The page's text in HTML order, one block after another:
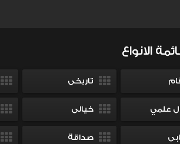
الانواع
تاريخى
علمي خيالى
صداقة